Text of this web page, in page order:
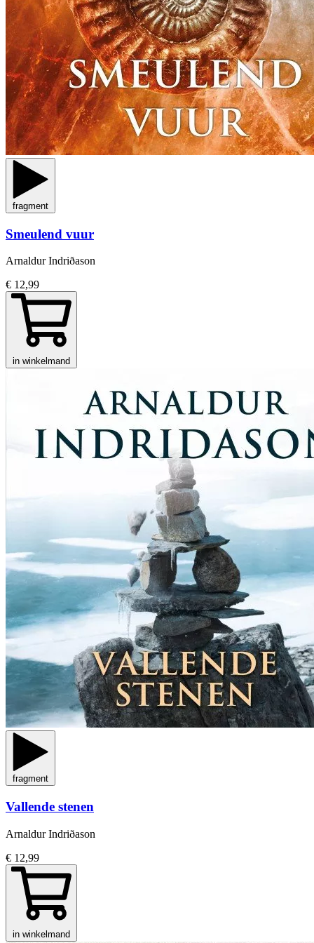
fragment
Smeulend vuur
Arnaldur Indriðason
€ 12,99
in winkelmand
fragment
Vallende stenen
Arnaldur Indriðason
€ 12,99
in winkelmand